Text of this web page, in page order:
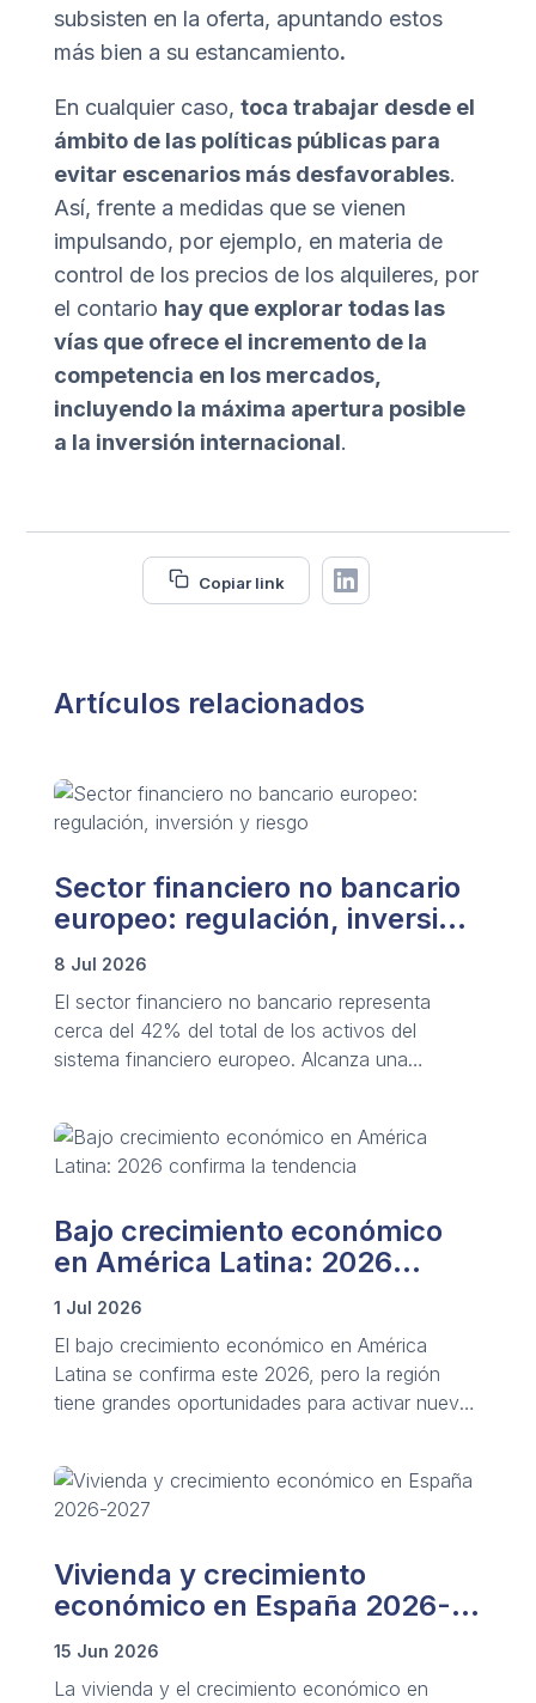
subsisten en la oferta, apuntando estos
más bien a su estancamiento.
En cualquier caso, toca trabajar desde el
ámbito de las políticas públicas para
evitar escenarios más desfavorables.
Así, frente a medidas que se vienen
impulsando, por ejemplo, en materia de
control de los precios de los alquileres, por
el contario hay que explorar todas las
vías que ofrece el incremento de la
competencia en los mercados,
incluyendo la máxima apertura posible
a la inversión internacional.
Copiar link
Artículos relacionados
Sector financiero no bancario
europeo: regulación, inversión
y riesgo
8 Jul 2026
El sector financiero no bancario representa
cerca del 42% del total de los activos del
sistema financiero europeo. Alcanza una
rivaliza en tamaño con la banca tradicional.
Bajo crecimiento económico
en América Latina: 2026
confirma la tendencia
1 Jul 2026
El bajo crecimiento económico en América
Latina se confirma este 2026, pero la región
tiene grandes oportunidades para activar nueva
Vivienda y crecimiento
económico en España 2026-
2027
15 Jun 2026
La vivienda y el crecimiento económico en